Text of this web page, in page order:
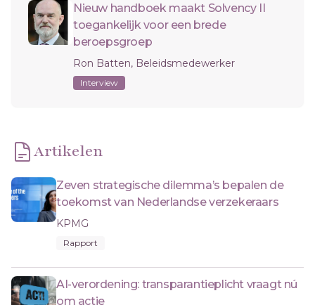
Nieuw handboek maakt Solvency II
toegankelijk voor een brede
beroepsgroep
Ron Batten, Beleidsmedewerker
Interview
Artikelen
Zeven strategische dilemma’s bepalen de
toekomst van Nederlandse verzekeraars
KPMG
Rapport
AI-verordening: transparantieplicht vraagt nú
om actie